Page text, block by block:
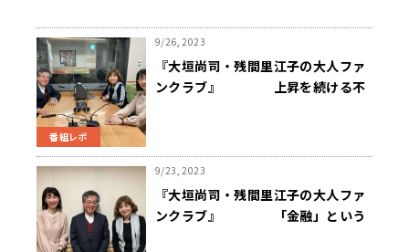
番組レポ
9/26, 2023
『大垣尚司・残間里江子の大人ファ
ンクラブ』 上昇を続ける不
9/23, 2023
『大垣尚司・残間里江子の大人ファ
ンクラブ』 「金融」という